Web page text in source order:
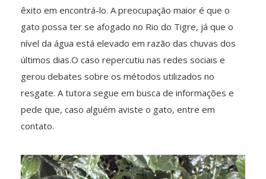
êxito em encontrá-lo. A preocupação maior é que o
gato possa ter se afogado no Rio do Tigre, já que o
nível da água está elevado em razão das chuvas dos
últimos dias.O caso repercutiu nas redes sociais e
gerou debates sobre os métodos utilizados no
resgate. A tutora segue em busca de informações e
pede que, caso alguém aviste o gato, entre em
contato.